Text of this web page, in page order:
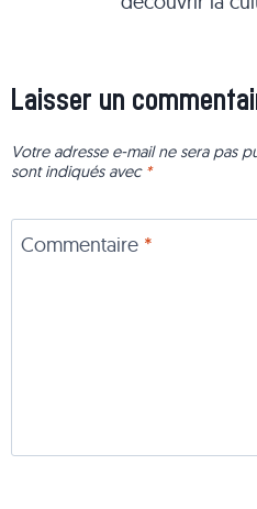
Laisser un
Votre adresse e-mail ne sera pas
sont indiqués avec *
Commentaire *